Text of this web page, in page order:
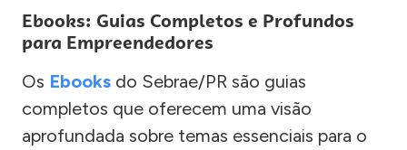
Ebooks: Guias Completos e Profundos
para Empreendedores
Os Ebooks do Sebrae/PR são guias
completos que oferecem uma visão
aprofundada sobre temas essenciais para o